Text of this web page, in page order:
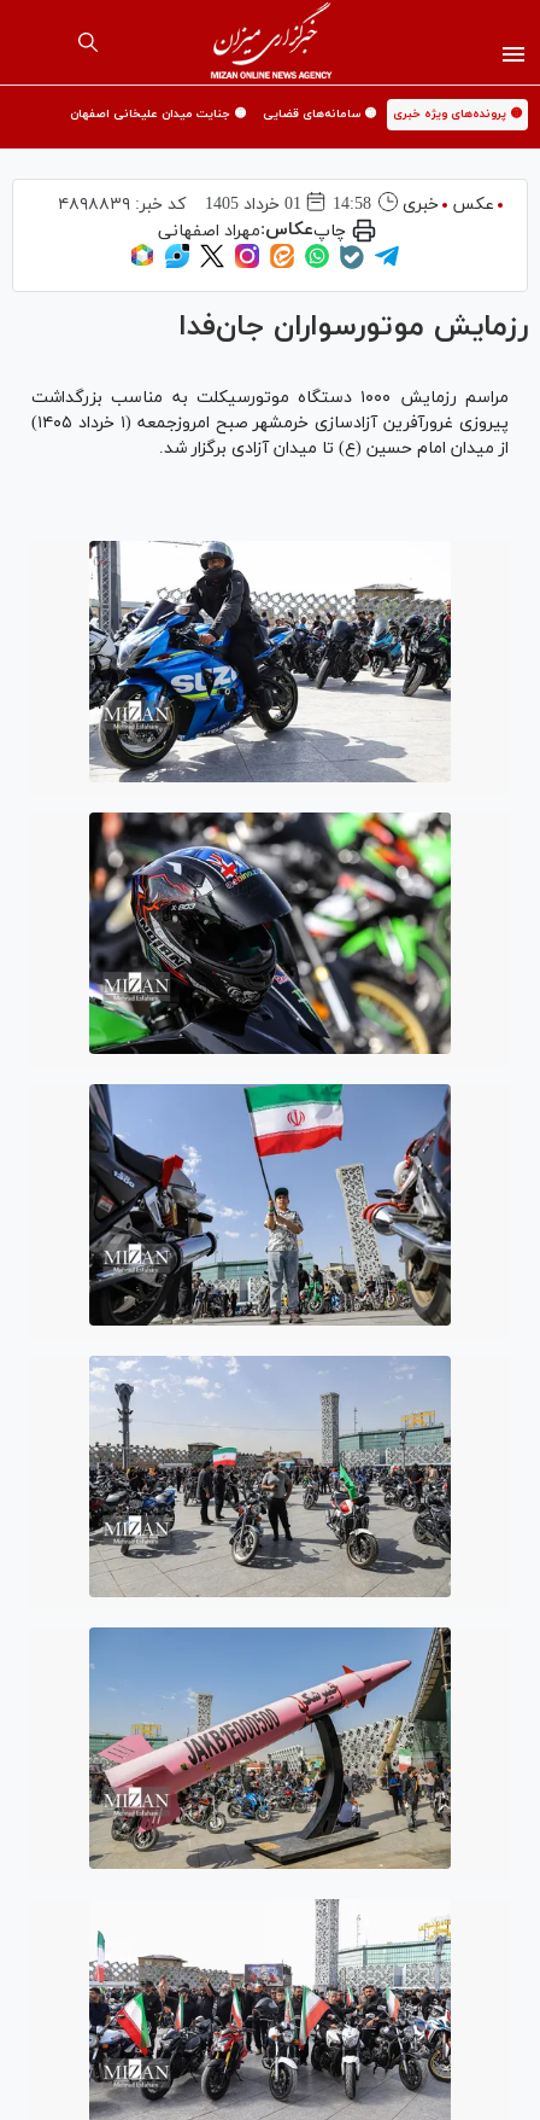
🟡 پرونده‌های ویژه خبری 🟡 سامانه‌های قضایی 🟡 جنایت میدان علیخانی اصفهان
عکس خبری 14:58 01 خرداد 1405 کد خبر:۴۸۹۸۸۳۹
چاپعکاس:مهراد اصفهانی
رزمایش موتورسواران جان‌فدا
مراسم رزمایش ۱۰۰۰ دستگاه موتورسیکلت به مناسب بزرگداشت
پیروزی غرورآفرین آزادسازی خرمشهر صبح امروزجمعه (۱ خرداد ۱۴۰۵)
از میدان امام حسین (ع) تا میدان آزادی برگزار شد.